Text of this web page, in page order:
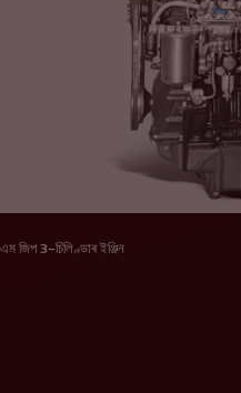
এম জিপ 3-চিলিণ্ডাৰ ইঞ্জিন